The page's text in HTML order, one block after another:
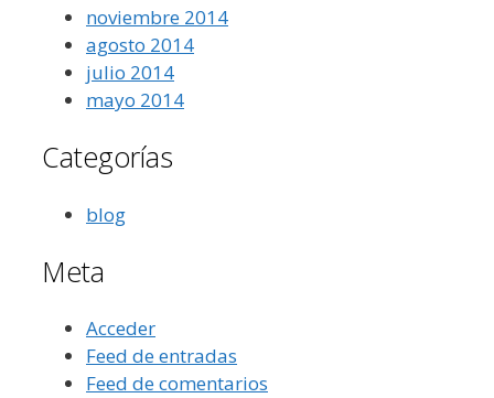
noviembre 2014
agosto 2014
julio 2014
mayo 2014
Categorías
blog
Meta
Acceder
Feed de entradas
Feed de comentarios